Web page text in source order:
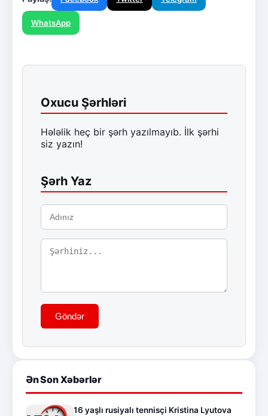
WhatsApp
Oxucu Şərhləri
Hələlik heç bir şərh yazılmayıb. İlk şərhi
siz yazın!
Şərh Yaz
Göndər
Ən Son Xəbərlər
16 yaşlı rusiyalı tennisçi Kristina Lyutova